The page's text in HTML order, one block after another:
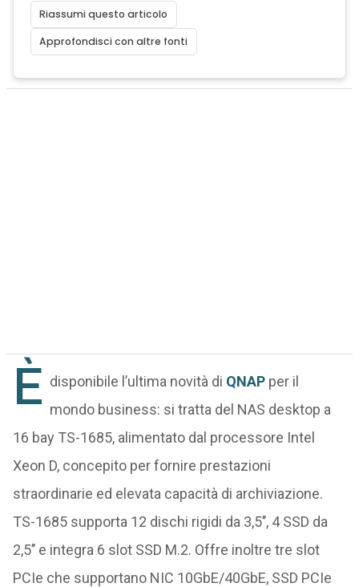
Riassumi questo articolo
Approfondisci con altre fonti
È disponibile l’ultima novità di QNAPper il
mondo business: si tratta del NAS desktop a
16 bay TS-1685, alimentato dal processore Intel
Xeon D, concepito per fornire prestazioni
straordinarie ed elevata capacità di archiviazione.
TS-1685 supporta 12 dischi rigidi da 3,5’’, 4 SSD da
2,5’’ e integra 6 slot SSD M.2. Offre inoltre tre slot
PCIe che supportano NIC 10GbE/40GbE, SSD PCIe